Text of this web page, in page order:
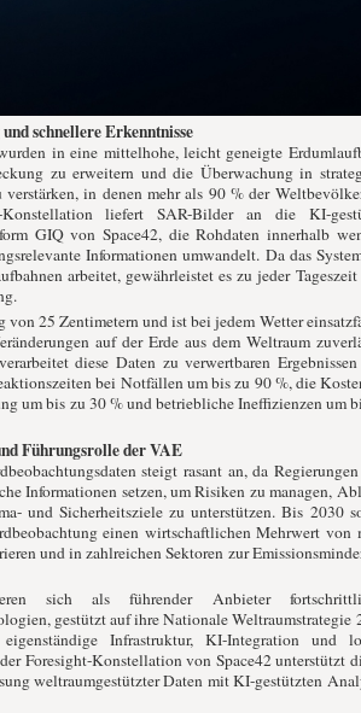
schnellere Erkenntnisse
in eine mittelhohe, leicht geneigte
zu erweitern und die Überwachung in
in denen mehr als 90 % der
liefert SAR-Bilder an die KI-
GIQ von Space42, die Rohdaten innerhalb
Informationen umwandelt. Da das
arbeitet, gewährleistet es zu jeder
von 25 Zentimetern und ist bei jedem Wetter
auf der Erde aus dem Weltraum
diese Daten zu verwertbaren
bei Notfällen um bis zu 90 %, die
um bis zu 30 % und betriebliche Ineffizienzen um
Führungsrolle der VAE
steigt rasant an, da
Informationen setzen, um Risiken zu managen,
und Sicherheitsziele zu unterstützen. Bis 2030
einen wirtschaftlichen Mehrwert von
und in zahlreichen Sektoren zur
sich als führender Anbieter
gestützt auf ihre Nationale Weltraumstrategie
Infrastruktur, KI-Integration und
Foresight-Konstellation von Space42 unterstützt
weltraumgestützter Daten mit KI-gestützten